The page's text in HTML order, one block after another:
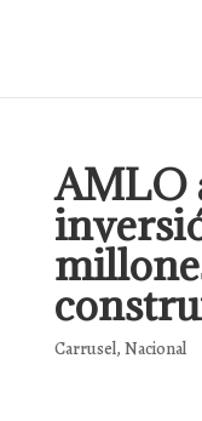
AMLO
Carrusel, Nacional